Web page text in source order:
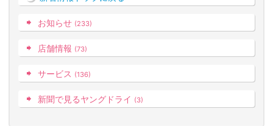
お知らせ (233)
店舗情報 (73)
サービス (136)
新聞で見るヤングドライ (3)